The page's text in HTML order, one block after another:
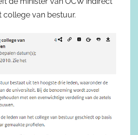
van bestuur.